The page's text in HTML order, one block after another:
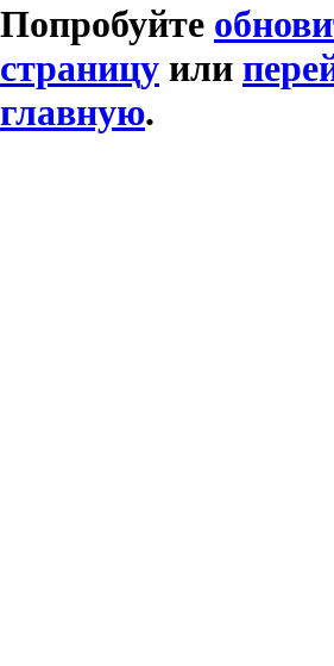
Попробуйте
страницу или
главную.